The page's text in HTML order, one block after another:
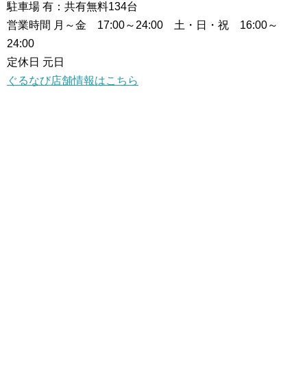
駐車場 有：共有無料134台
営業時間 月～金 17:00～24:00 土・日・祝 16:00～
24:00
定休日 元日
ぐるなび店舗情報はこちら